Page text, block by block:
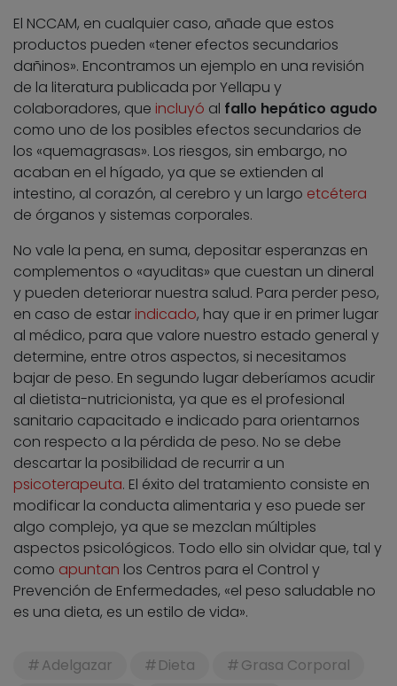
El NCCAM, en cualquier caso, añade que estos
productos pueden «tener efectos secundarios
dañinos». Encontramos un ejemplo en una revisión
de la literatura publicada por Yellapu y
colaboradores, que incluyó al fallo hepático agudo
como uno de los posibles efectos secundarios de
los «quemagrasas». Los riesgos, sin embargo, no
acaban en el hígado, ya que se extienden al
intestino, al corazón, al cerebro y un largo etcétera
de órganos y sistemas corporales.
No vale la pena, en suma, depositar esperanzas en
complementos o «ayuditas» que cuestan un dineral
y pueden deteriorar nuestra salud. Para perder peso,
en caso de estar indicado, hay que ir en primer lugar
al médico, para que valore nuestro estado general y
determine, entre otros aspectos, si necesitamos
bajar de peso. En segundo lugar deberíamos acudir
al dietista-nutricionista, ya que es el profesional
sanitario capacitado e indicado para orientarnos
con respecto a la pérdida de peso. No se debe
descartar la posibilidad de recurrir a un
psicoterapeuta. El éxito del tratamiento consiste en
modificar la conducta alimentaria y eso puede ser
algo complejo, ya que se mezclan múltiples
aspectos psicológicos. Todo ello sin olvidar que, tal y
como apuntan los Centros para el Control y
Prevención de Enfermedades, «el peso saludable no
es una dieta, es un estilo de vida».
Adelgazar Dieta
Grasa Corporal